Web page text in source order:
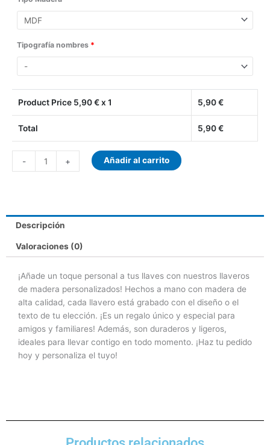
Tipografía nombres *
Product Price 5,90€ x 1 5,90€
Total 5,90€
- + Añadir al carrito
Descripción
Valoraciones (0)
¡Añade un toque personal a tus llaves con nuestros llaveros
de madera personalizados! Hechos a mano con madera de
alta calidad, cada llavero está grabado con el diseño o el
texto de tu elección. ¡Es un regalo único y especial para
amigos y familiares! Además, son duraderos y ligeros,
ideales para llevar contigo en todo momento. ¡Haz tu pedido
hoy y personaliza el tuyo!